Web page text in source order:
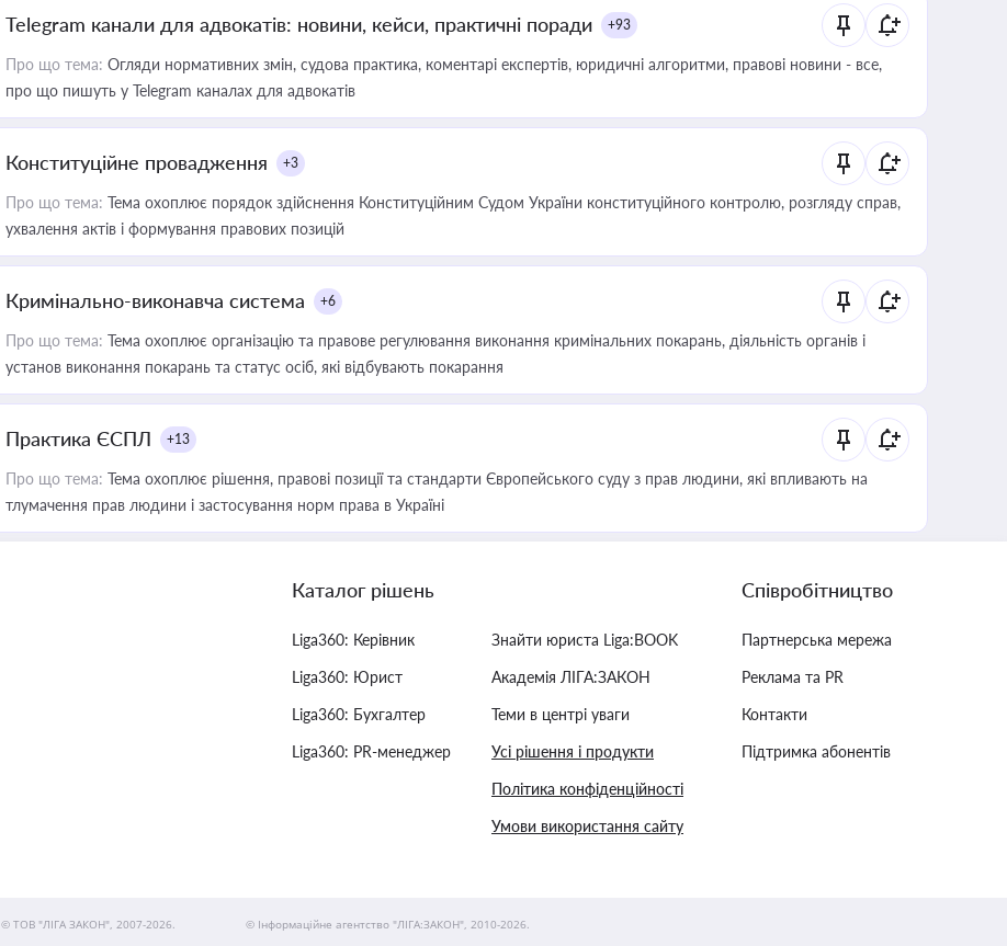
Telegram канали для адвокатів: новини, кейси, практичні поради +93
Про що тема: Огляди нормативних змін, судова практика, коментарі експертів, юридичні алгоритми, правові новини - все,
про що пишуть у Telegram каналах для адвокатів
Конституційне провадження +3
Про що тема: Тема охоплює порядок здійснення Конституційним Судом України конституційного контролю, розгляду справ,
ухвалення актів і формування правових позицій
Кримінально-виконавча система +6
Про що тема: Тема охоплює організацію та правове регулювання виконання кримінальних покарань, діяльність органів і
установ виконання покарань та статус осіб, які відбувають покарання
Практика ЄСПЛ +13
Про що тема: Тема охоплює рішення, правові позиції та стандарти Європейського суду з прав людини, які впливають на
тлумачення прав людини і застосування норм права в Україні
Каталог рішень
Liga360: Керівник
Liga360: Юрист
Liga360: Бухгалтер
Liga360: PR-менеджер
Знайти юриста Liga:BOOK
Академія ЛІГА:ЗАКОН
Теми в центрі уваги
Усі рішення і продукти
Політика конфіденційності
Умови використання сайту
Співробітництво
Партнерська мережа
Реклама та PR
Контакти
Підтримка абонентів
© ТОВ "ЛІГА ЗАКОН", 2007-2026. © Інформаційне агентство "ЛІГА:ЗАКОН", 2010-2026.